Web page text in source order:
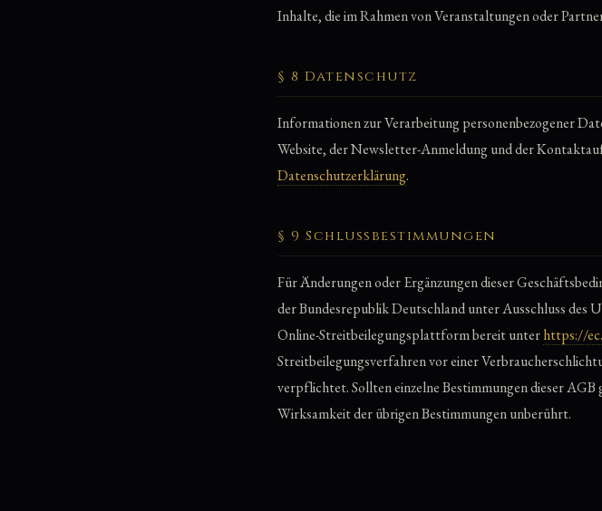
Inhalte, die im Rahmen von Veranstaltungen oder
§ 8 Datenschutz
Informationen zur Verarbeitung personenbezogener
Website, der Newsletter-Anmeldung und der
Datenschutzerklärung.
§ 9 Schlussbestimmungen
Für Änderungen oder Ergänzungen dieser
der Bundesrepublik Deutschland unter Ausschluss des
Online-Streitbeilegungsplattform bereit unterhttps://
Streitbeilegungsverfahren vor einer
verpflichtet. Sollten einzelne Bestimmungen dieser
Wirksamkeit der übrigen Bestimmungen unberührt.